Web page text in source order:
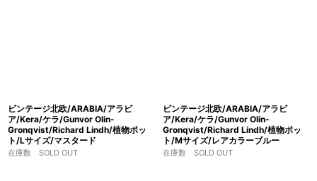
ビンテージ北欧/ARABIA/アラビ
ア/Kera/ケラ/Gunvor Olin-
Gronqvist/Richard Lindh/植物ポッ
ト/Lサイズ/マスタード
在庫数 SOLD OUT
ビンテージ北欧/ARABIA/アラビ
ア/Kera/ケラ/Gunvor Olin-
Gronqvist/Richard Lindh/植物ポッ
ト/Mサイズ/レアカラーブルー
在庫数 SOLD OUT